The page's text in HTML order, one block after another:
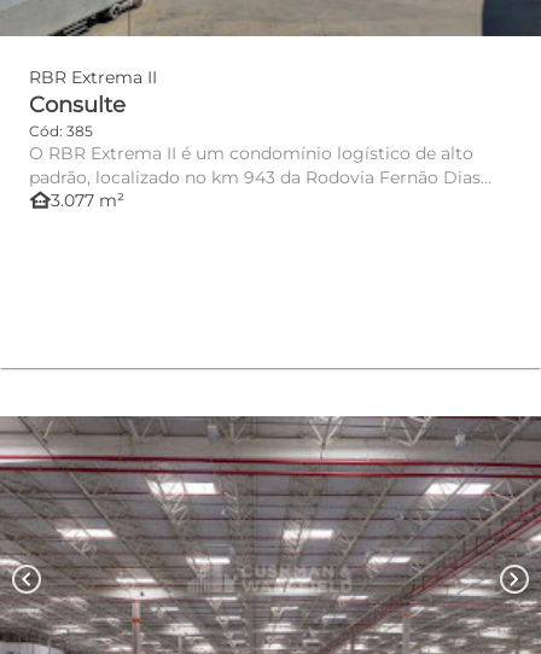
RBR Extrema II
Consulte
Cód: 385
O RBR Extrema II é um condomínio logístico de alto
padrão, localizado no km 943 da Rodovia Fernão Dias
(BR-381), em Ex...
other_houses3.077 m²
chevron_left chevron_right